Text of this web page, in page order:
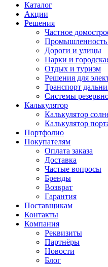
Каталог
Акции
Решения
Частное
Промышленность
Дороги и улицы
Парки и
Отдых и туризм
Решения для
Транспорт
Системы
Калькулятор
Калькулятор
Калькулятор
Портфолио
Покупателям
Оплата заказа
Доставка
Частые вопросы
Бренды
Возврат
Гарантия
Поставщикам
Контакты
Компания
Реквизиты
Партнёры
Новости
Блог